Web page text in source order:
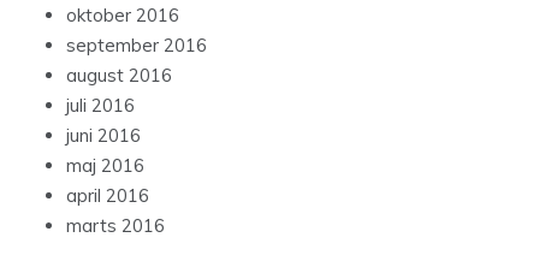
oktober 2016
september 2016
august 2016
juli 2016
juni 2016
maj 2016
april 2016
marts 2016